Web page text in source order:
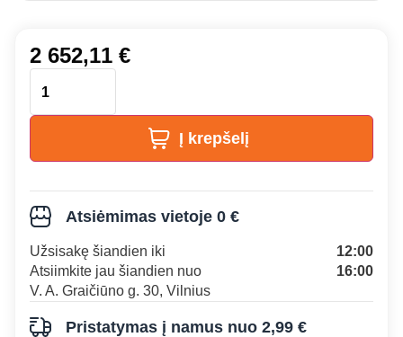
2 652,11 €
Į krepšelį
Atsiėmimas vietoje 0 €
Užsisakę šiandien iki
12:00
Atsiimkite jau šiandien nuo
16:00
V. A. Graičiūno g. 30, Vilnius
Pristatymas į namus nuo 2,99 €